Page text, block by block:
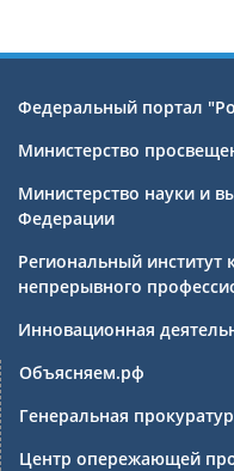
Федеральный портал
Министерство
Министерство науки и
Федерации
Региональный институт
непрерывного
Инновационная
Объясняем.рф
Генеральная
Центр опережающей